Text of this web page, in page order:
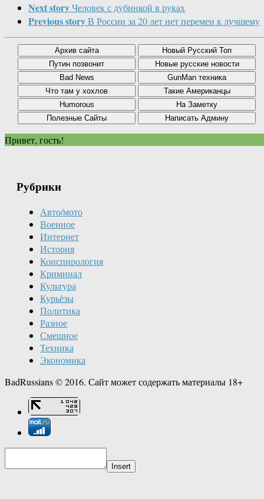
Next storyЧеловек с дубинкой в руках
Previous storyВ России за 20 лет нет перемен к лучшему
Привет, гость!
Рубрики
Авто/мото
Военное
Интернет
История
Конспирология
Криминал
Культура
Курьёзы
Политика
Разное
Смешное
Техника
Экономика
BadRussians © 2016. Сайт может содержать материалы 18+
Insert